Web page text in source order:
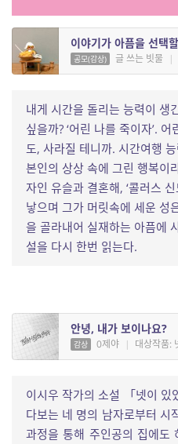
이야기가 아픔을 선택
공모(감상) 글 쓰는 빗물 |
내게 시간을 돌리는 능력이 생
싶을까? ‘어린 나를 죽이자’.
도, 사라질 테니까. 시간여행
본인의 상상 속에 그린 행복이
자인 유슬과 결혼해, ‘콜러스
낳으며 그가 머릿속에 세운 성
을 골라내어 실재하는 아픔에
설을 다시 한번 읽는다.
안녕, 내가 보이나요?
감상 0제야 | 대상작품:
이시우 작가의 소설 「넷이 있
다보는 네 명의 남자로부터 시
과정을 통해 주인공의 집에도